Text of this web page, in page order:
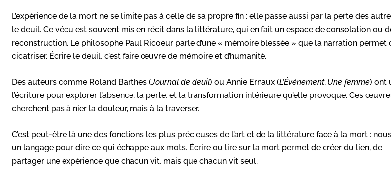
L’expérience de la mort ne se limite pas à celle de sa propre fin : elle passe aussi par la perte des
le deuil. Ce vécu est souvent mis en récit dans la littérature, qui en fait un espace de consolation ou
reconstruction. Le philosophe Paul Ricoeur parle d’une « mémoire blessée » que la narration permet
cicatriser. Écrire le deuil, c’est faire œuvre de mémoire et d’humanité.
Des auteurs comme Roland Barthes (Journal de deuil) ou Annie Ernaux (L’Événement, Une femme) ont
l’écriture pour explorer l’absence, la perte, et la transformation intérieure qu’elle provoque. Ces
cherchent pas à nier la douleur, mais à la traverser.
C’est peut-être là une des fonctions les plus précieuses de l’art et de la littérature face à la mort :
un langage pour dire ce qui échappe aux mots. Écrire ou lire sur la mort permet de créer du lien, de
partager une expérience que chacun vit, mais que chacun vit seul.